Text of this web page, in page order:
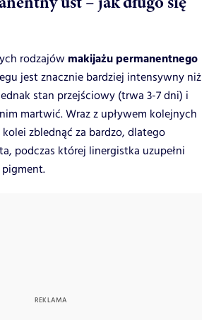
rodzajów makijażu permanentnego
jest znacznie bardziej intensywny niż
stan przejściowy (trwa 3-7 dni) i
martwić. Wraz z upływem kolejnych
zblednąć za bardzo, dlatego
podczas której linergistka uzupełni